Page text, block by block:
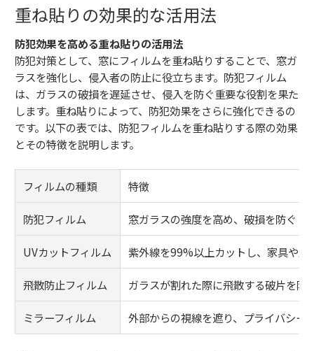
重ね貼りの効果的な活用法
防犯効果を高める重ね貼りの活用法
防犯対策として、窓にフィルムを重ね貼りすることで、窓ガ
ラスを強化し、侵入者の防止に役立ちます。防犯フィルム
は、ガラスの破損を遅延させ、侵入を防ぐ重要な役割を果た
します。重ね貼りによって、防犯効果をさらに強化できるの
です。以下の表では、防犯フィルムを重ね貼りする際の効果
とその特徴を説明します。
フィルムの種類 特徴
防犯フィルム 窓ガラスの強度を高め、破損を防ぐ
UVカットフィルム 紫外線を99%以上カットし、家具や皮
飛散防止フィルム ガラスが割れた際に飛散する破片を防
ミラーフィルム 外部からの視線を遮り、プライバシー